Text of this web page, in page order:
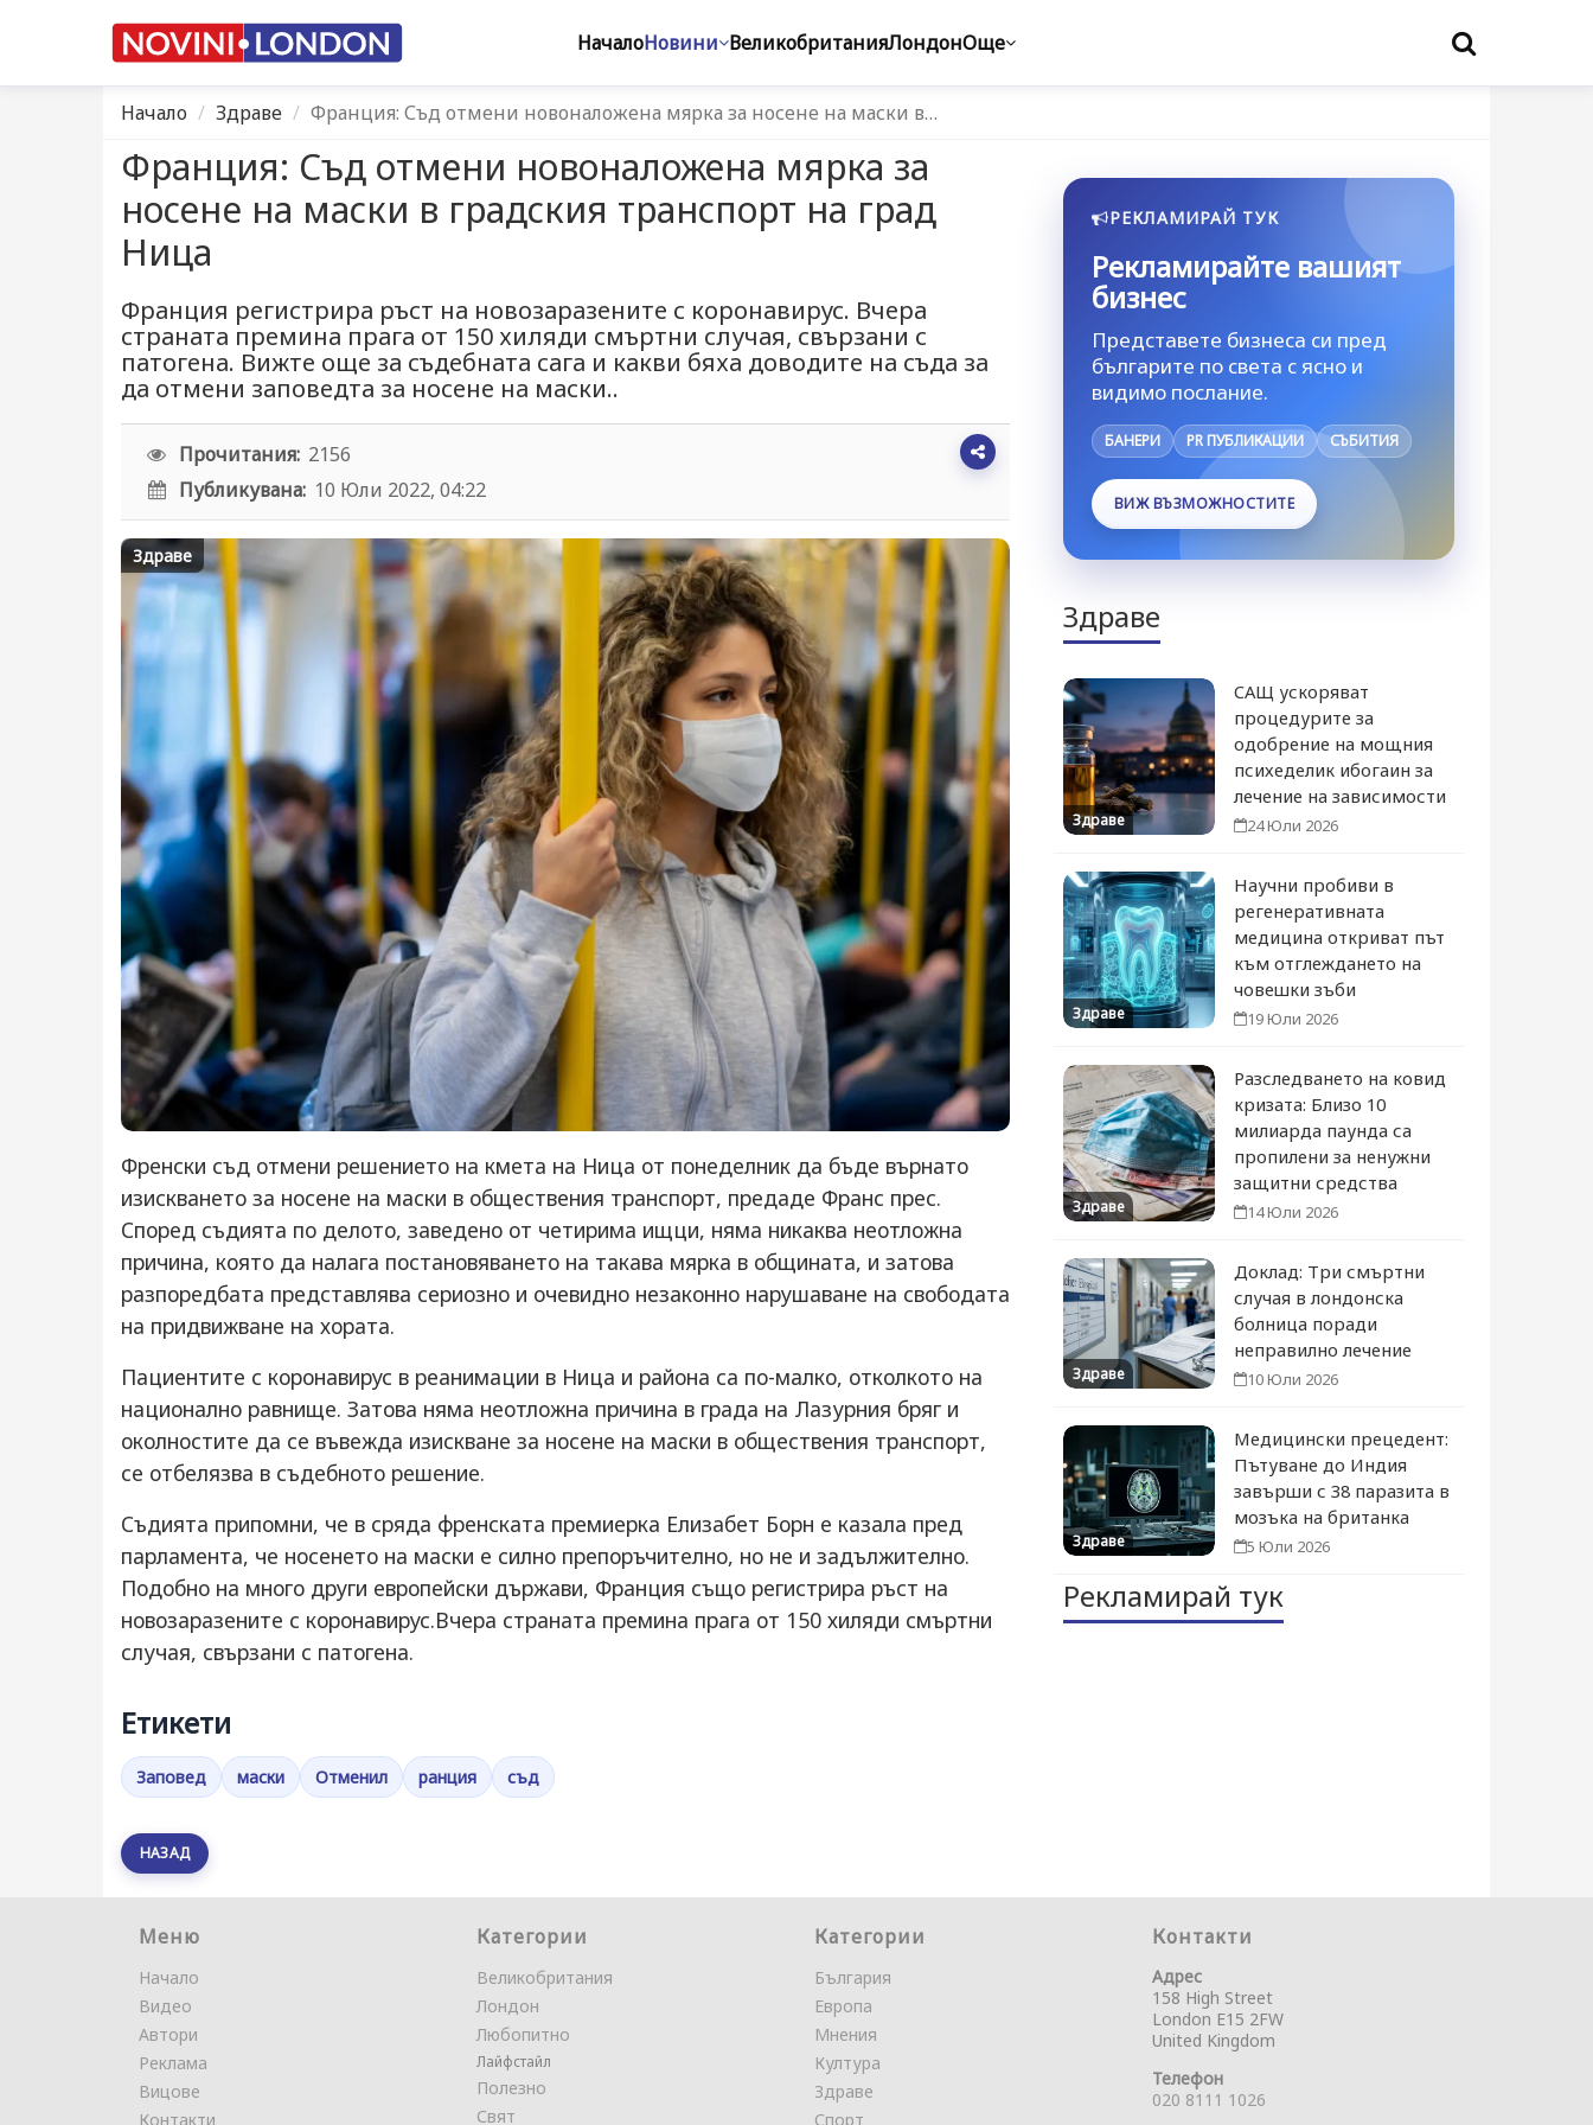
НачалоНовини ВеликобританияЛондонОще
Начало Здраве Франция: Съд отмени новоналожена мярка за носенe на маски в…
Франция: Съд отмени новоналожена мярка за
носенe на маски в градския транспорт на град
Ница
Франция регистрира ръст на новозаразените с коронавирус. Вчера
страната премина прага от 150 хиляди смъртни случая, свързани с
патогена. Вижте още за съдебната сага и какви бяха доводите на съда за
да отмени заповедта за носене на маски..
Прочитания: 2156
Публикувана: 10 Юли 2022, 04:22
Здраве
Френски съд отмени решението на кмета на Ница от понеделник да бъде върнато
изискването за носене на маски в обществения транспорт, предаде Франс прес.
Според съдията по делото, заведено от четирима ищци, няма никаква неотложна
причина, която да налага постановяването на такава мярка в общината, и затова
разпоредбата представлява сериозно и очевидно незаконно нарушаване на свободата
на придвижване на хората.
Пациентите с коронавирус в реанимации в Ница и района са по-малко, отколкото на
национално равнище. Затова няма неотложна причина в града на Лазурния бряг и
околностите да се въвежда изискване за носене на маски в обществения транспорт,
се отбелязва в съдебното решение.
Съдията припомни, че в сряда френската премиерка Елизабет Борн е казала пред
парламента, че носенето на маски е силно препоръчително, но не и задължително.
Подобно на много други европейски държави, Франция също регистрира ръст на
новозаразените с коронавирус.Вчера страната премина прага от 150 хиляди смъртни
случая, свързани с патогена.
Етикети
Заповед маски Отменил ранция съд
НАЗАД
РЕКЛАМИРАЙ ТУК
Рекламирайте вашият
бизнес
Представете бизнеса си пред
българите по света с ясно и
видимо послание.
БАНЕРИ PR ПУБЛИКАЦИИ СЪБИТИЯ
ВИЖ ВЪЗМОЖНОСТИТЕ
Здраве
Здраве
САЩ ускоряват
процедурите за
одобрение на мощния
психеделик ибогаин за
лечение на зависимости
24 Юли 2026
Здраве
Научни пробиви в
регенеративната
медицина откриват път
към отглеждането на
човешки зъби
19 Юли 2026
Здраве
Разследването на ковид
кризата: Близо 10
милиарда паунда са
пропилени за ненужни
защитни средства
14 Юли 2026
Здраве
Доклад: Три смъртни
случая в лондонска
болница поради
неправилно лечение
10 Юли 2026
Здраве
Медицински прецедент:
Пътуване до Индия
завърши с 38 паразита в
мозъка на британка
5 Юли 2026
Рекламирай тук
Меню
Начало
Видео
Автори
Реклама
Вицове
Контакти
Категории
Великобритания
Лондон
Любопитно
Лайфстайл
Полезно
Свят
Категории
България
Европа
Мнения
Култура
Здраве
Спорт
Контакти
Адрес
158 High Street
London E15 2FW
United Kingdom
Телефон
020 8111 1026